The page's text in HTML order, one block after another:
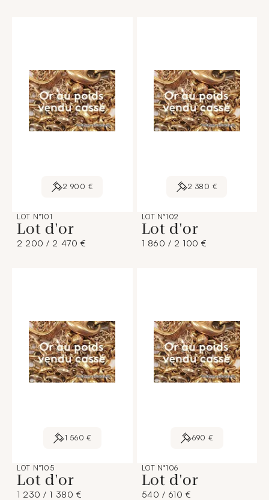
2 900 €
LOT N°101
Lot d'or
2 200 / 2 470 €
2 380 €
LOT N°102
Lot d'or
1 860 / 2 100 €
1 560 €
LOT N°105
Lot d'or
1 230 / 1 380 €
690 €
LOT N°106
Lot d'or
540 / 610 €